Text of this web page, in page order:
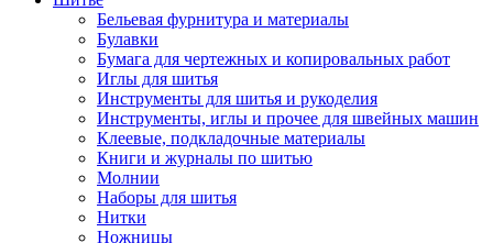
Бельевая фурнитура и материалы
Булавки
Бумага для чертежных и копировальных работ
Иглы для шитья
Инструменты для шитья и рукоделия
Инструменты, иглы и прочее для швейных машин
Клеевые, подкладочные материалы
Книги и журналы по шитью
Молнии
Наборы для шитья
Нитки
Ножницы